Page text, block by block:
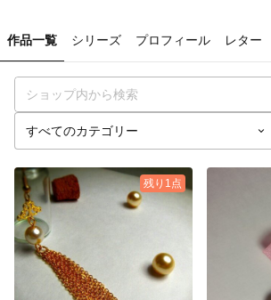
作品一覧 シリーズ プロフィール レター
残り1点